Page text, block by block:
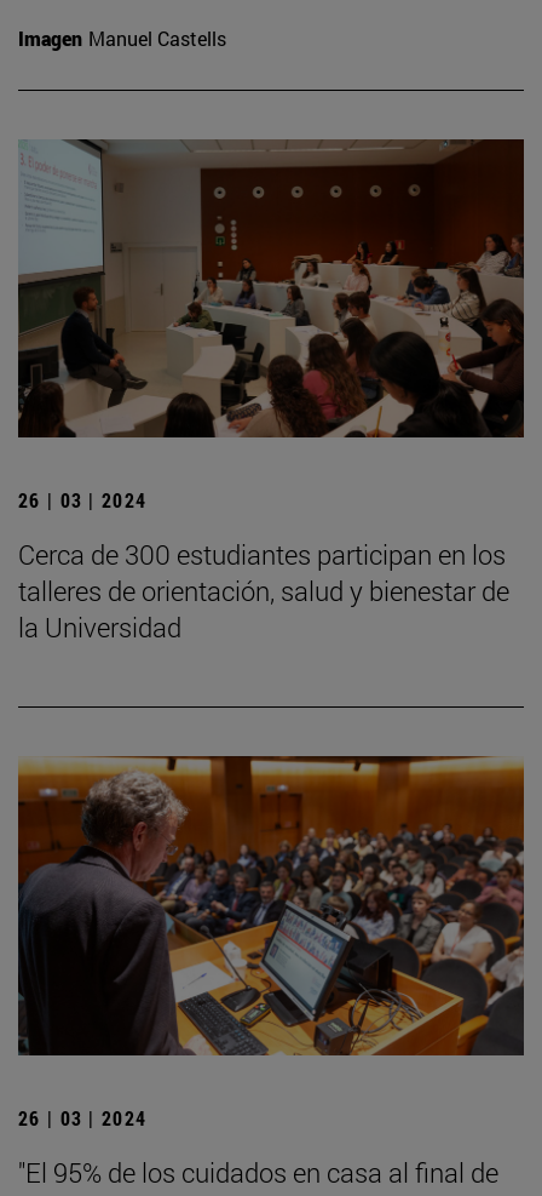
Imagen Manuel Castells
26 | 03 | 2024
Cerca de 300 estudiantes participan en los
talleres de orientación, salud y bienestar de
la Universidad
26 | 03 | 2024
"El 95% de los cuidados en casa al final de